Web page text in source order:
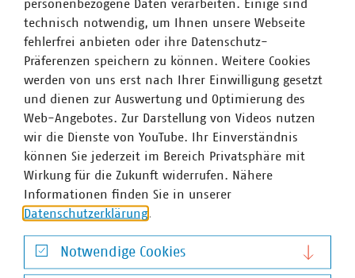
Jan Wullenweber
Bereichsleiter Energiesystem und Energieerzeugung
+49 30 58580-380
+49 170 8580380
wullenweber(at)vku(dot)de
personenbezogene Daten verarbeiten. Einige sind
technisch notwendig, um Ihnen unsere Webseite
fehlerfrei anbieten oder ihre Datenschutz-
Präferenzen speichern zu können. Weitere Cookies
werden von uns erst nach Ihrer Einwilligung gesetzt
und dienen zur Auswertung und Optimierung des
Web-Angebotes. Zur Darstellung von Videos nutzen
wir die Dienste von YouTube. Ihr Einverständnis
können Sie jederzeit im Bereich Privatsphäre mit
Wirkung für die Zukunft widerrufen. Nähere
Informationen finden Sie in unserer
Datenschutzerklärung
Notwendige Cookies
Notwendige Cookies